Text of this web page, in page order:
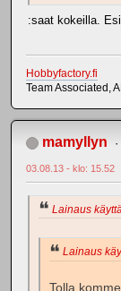
:saat kokeilla.
Hobbyfactory.fi
Team Associated,
mamyllyn
03.08.13 - klo: 15.52
Lainaus
Lainaus
Tolla